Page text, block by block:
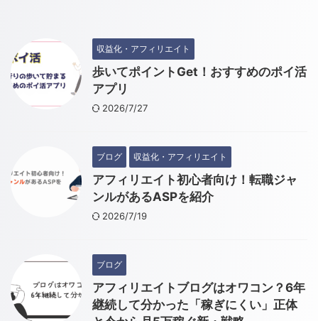
収益化・アフィリエイト
歩いてポイントGet！おすすめのポイ活
アプリ
2026/7/27
ブログ 収益化・アフィリエイト
アフィリエイト初心者向け！転職ジャ
ンルがあるASPを紹介
2026/7/19
ブログ
アフィリエイトブログはオワコン？6年
継続して分かった「稼ぎにくい」正体